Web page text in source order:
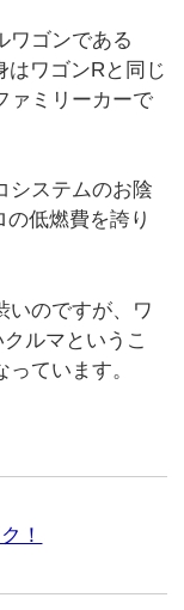
ワゴンである
はワゴンRと同じ
ァミリーカーで
システムのお陰
低燃費を誇り
いのですが、ワ
ルマというこ
ています。
！